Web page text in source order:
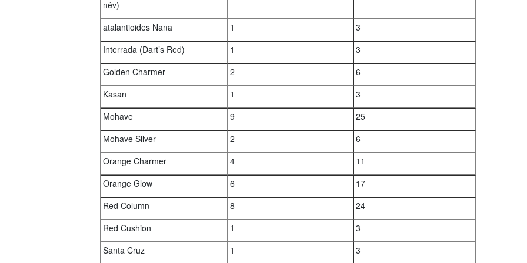
név)
atalantioides Nana
1
3
Interrada (Dart’s Red)
1
3
Golden Charmer
2
6
Kasan
1
3
Mohave
9
25
Mohave Silver
2
6
Orange Charmer
4
11
Orange Glow
6
17
Red Column
8
24
Red Cushion
1
3
Santa Cruz
1 3